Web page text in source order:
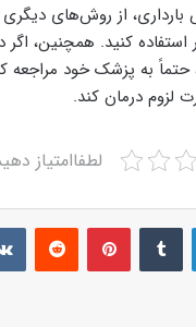
بارداری، از روش‌های
کنید. همچنین، اگر
حتماً به پزشک خود مراجعه
لزوم درمان کند.
لطفاامتیاز
LinkedIn
Tumblr
Pinterest